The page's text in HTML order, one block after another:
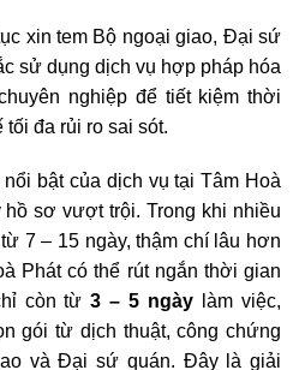
xin tem Bộ ngoại giao, Đại sứ
sử dụng dịch vụ hợp pháp hóa
nghiệp để tiết kiệm thời
đa rủi ro sai sót.
bật của dịch vụ tại Tâm Hoà
sơ vượt trội. Trong khi nhiều
7 – 15 ngày, thậm chí lâu hơn
Phát có thể rút ngắn thời gian
còn từ 3 – 5 ngày làm việc,
gói từ dịch thuật, công chứng
và Đại sứ quán. Đây là giải